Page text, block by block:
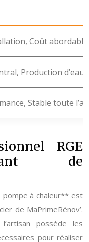
Coût abordable
Production d’eau
Stable toute
RGE
de
pompe à chaleur** est
de MaPrimeRénov’.
possède les
pour réaliser